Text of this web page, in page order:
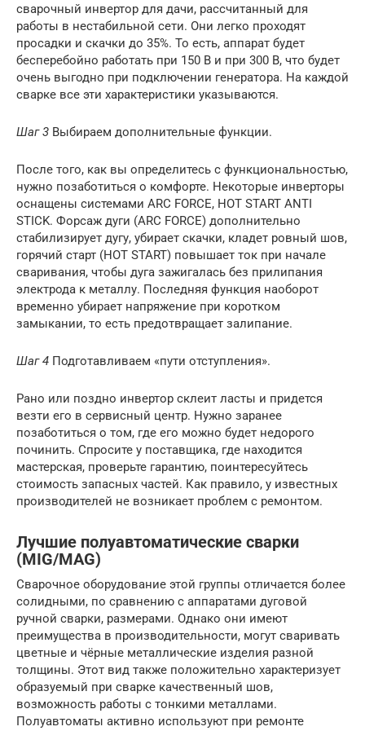
сварочный инвертор для дачи, рассчитанный для
работы в нестабильной сети. Они легко проходят
просадки и скачки до 35%. То есть, аппарат будет
бесперебойно работать при 150 В и при 300 В, что будет
очень выгодно при подключении генератора. На каждой
сварке все эти характеристики указываются.
Шаг 3 Выбираем дополнительные функции.
После того, как вы определитесь с функциональностью,
нужно позаботиться о комфорте. Некоторые инверторы
оснащены системами ARC FORCE, HOT START ANTI
STICK. Форсаж дуги (ARC FORCE) дополнительно
стабилизирует дугу, убирает скачки, кладет ровный шов,
горячий старт (HOT START) повышает ток при начале
сваривания, чтобы дуга зажигалась без прилипания
электрода к металлу. Последняя функция наоборот
временно убирает напряжение при коротком
замыкании, то есть предотвращает залипание.
Шаг 4 Подготавливаем «пути отступления».
Рано или поздно инвертор склеит ласты и придется
везти его в сервисный центр. Нужно заранее
позаботиться о том, где его можно будет недорого
починить. Спросите у поставщика, где находится
мастерская, проверьте гарантию, поинтересуйтесь
стоимость запасных частей. Как правило, у известных
производителей не возникает проблем с ремонтом.
Лучшие полуавтоматические сварки
(MIG/MAG)
Сварочное оборудование этой группы отличается более
солидными, по сравнению с аппаратами дуговой
ручной сварки, размерами. Однако они имеют
преимущества в производительности, могут сваривать
цветные и чёрные металлические изделия разной
толщины. Этот вид также положительно характеризует
образуемый при сварке качественный шов,
возможность работы с тонкими металлами.
Полуавтоматы активно используют при ремонте